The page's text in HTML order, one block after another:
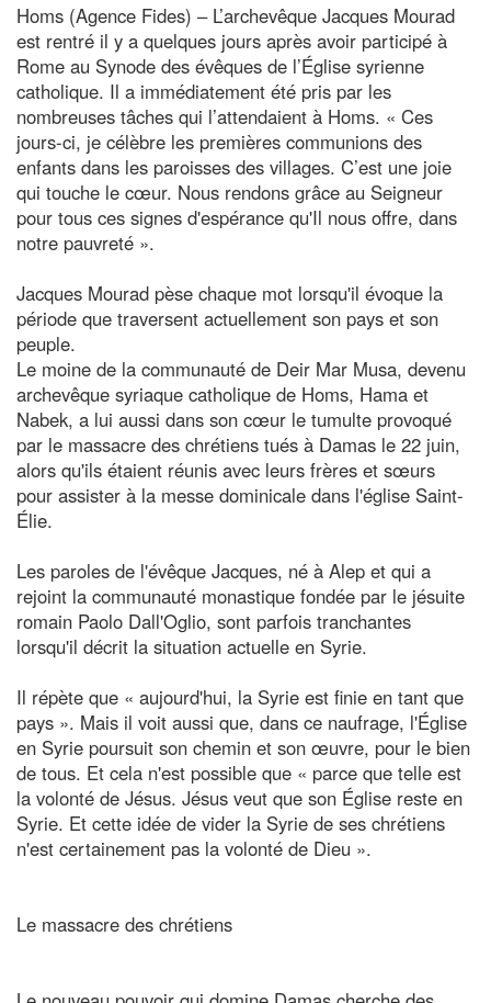
Homs (Agence Fides) – L’archevêque Jacques Mourad
est rentré il y a quelques jours après avoir participé à
Rome au Synode des évêques de l’Église syrienne
catholique. Il a immédiatement été pris par les
nombreuses tâches qui l’attendaient à Homs. « Ces
jours-ci, je célèbre les premières communions des
enfants dans les paroisses des villages. C’est une joie
qui touche le cœur. Nous rendons grâce au Seigneur
pour tous ces signes d'espérance qu'Il nous offre, dans
notre pauvreté ».
Jacques Mourad pèse chaque mot lorsqu'il évoque la
période que traversent actuellement son pays et son
peuple.
Le moine de la communauté de Deir Mar Musa, devenu
archevêque syriaque catholique de Homs, Hama et
Nabek, a lui aussi dans son cœur le tumulte provoqué
par le massacre des chrétiens tués à Damas le 22 juin,
alors qu'ils étaient réunis avec leurs frères et sœurs
pour assister à la messe dominicale dans l'église Saint-
Élie.
Les paroles de l'évêque Jacques, né à Alep et qui a
rejoint la communauté monastique fondée par le jésuite
romain Paolo Dall'Oglio, sont parfois tranchantes
lorsqu'il décrit la situation actuelle en Syrie.
Il répète que « aujourd'hui, la Syrie est finie en tant que
pays ». Mais il voit aussi que, dans ce naufrage, l'Église
en Syrie poursuit son chemin et son œuvre, pour le bien
de tous. Et cela n'est possible que « parce que telle est
la volonté de Jésus. Jésus veut que son Église reste en
Syrie. Et cette idée de vider la Syrie de ses chrétiens
n'est certainement pas la volonté de Dieu ».
Le massacre des chrétiens